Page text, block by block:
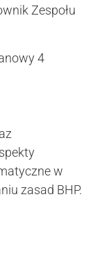
Zespołu
4
w
zasad BHP.